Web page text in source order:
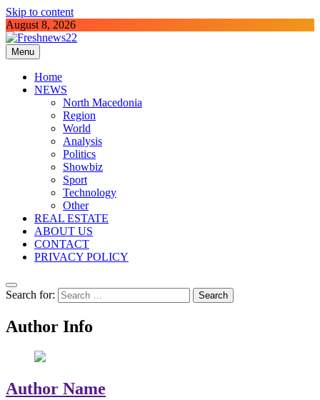
Skip to content
August 8, 2026
Freshnews22
Best News Website in North Macedonia
Menu
Home
NEWS
North Macedonia
Region
World
Analysis
Politics
Showbiz
Sport
Technology
Other
REAL ESTATE
ABOUT US
CONTACT
PRIVACY POLICY
Search for:
Author Info
Author Name